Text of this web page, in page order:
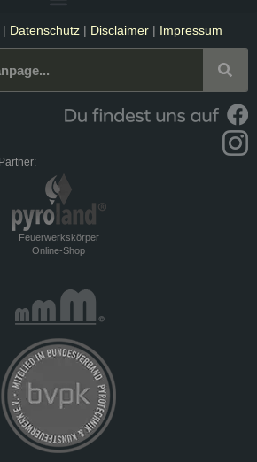
| Datenschutz| Disclaimer| Impressum
Feuerwerkskörper
Online-Shop